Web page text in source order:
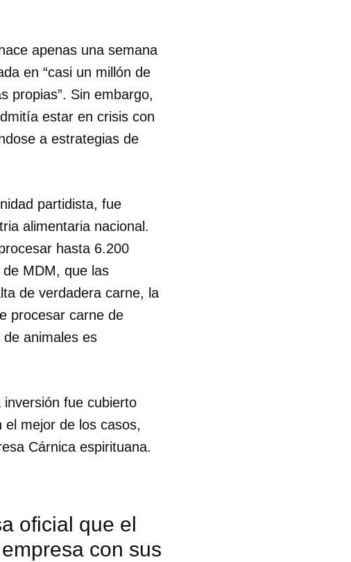
apenas una semana
en “casi un millón de
propias”. Sin embargo,
estar en crisis con
a estrategias de
partidista, fue
alimentaria nacional.
hasta 6.200
MDM, que las
de verdadera carne, la
procesar carne de
animales es
fue cubierto
mejor de los casos,
Cárnica espirituana.
oficial que el
con sus